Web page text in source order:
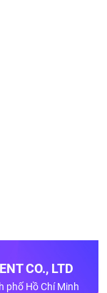
CO., LTD
phố Hồ Chí Minh